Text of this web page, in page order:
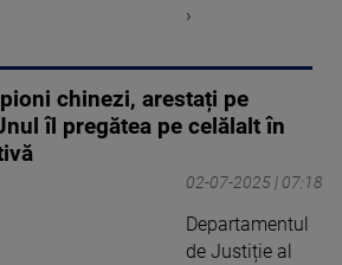
›
chinezi, arestați pe
îl pregătea pe celălalt în
02-07-2025 | 07:18
Departamentul
de Justiție al